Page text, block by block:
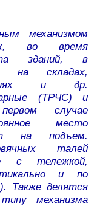
механизмом
во время
зданий, в
на складах,
и др.
(ТРЧС) и
случае
место
на подъем.
талей
с тележкой,
и по
Также делятся
механизма